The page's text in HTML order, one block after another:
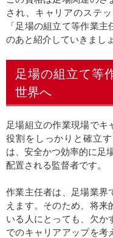
され、キャリアのステ
「足場の組立て等作業
のあと紹介していきましょ
足場の組立て等
世界へ
足場組立の作業現場でキ
役割をしっかりと確立
は、安全かつ効率的に足
配置される監督者です。
作業主任者は、足場業界
えます。そのため、将来
いる人にとっても、欠か
でのキャリアアップを考